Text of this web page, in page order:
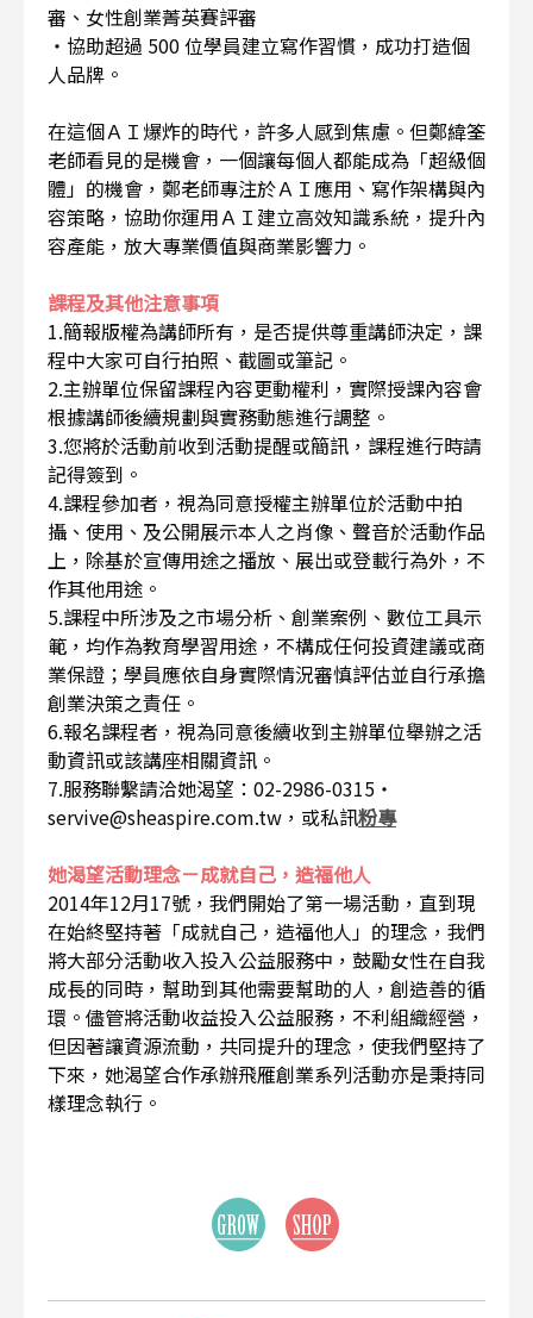
審、女性創業菁英賽評審
・協助超過 500 位學員建立寫作習慣，成功打造個
人品牌。
在這個ＡＩ爆炸的時代，許多人感到焦慮。但鄭緯筌
老師看見的是機會，一個讓每個人都能成為「超級個
體」的機會，鄭老師專注於ＡＩ應用、寫作架構與內
容策略，協助你運用ＡＩ建立高效知識系統，提升內
容產能，放大專業價值與商業影響力。
課程及其他注意事項
1.簡報版權為講師所有，是否提供尊重講師決定，課
程中大家可自行拍照、截圖或筆記。
2.主辦單位保留課程內容更動權利，實際授課內容會
根據講師後續規劃與實務動態進行調整。
3.您將於活動前收到活動提醒或簡訊，課程進行時請
記得簽到。
4.課程參加者，視為同意授權主辦單位於活動中拍
攝、使用、及公開展示本人之肖像、聲音於活動作品
上，除基於宣傳用途之播放、展出或登載行為外，不
作其他用途。
5.課程中所涉及之市場分析、創業案例、數位工具示
範，均作為教育學習用途，不構成任何投資建議或商
業保證；學員應依自身實際情況審慎評估並自行承擔
創業決策之責任。
6.報名課程者，視為同意後續收到主辦單位舉辦之活
動資訊或該講座相關資訊。
7.服務聯繫請洽她渴望：02-2986-0315・
servive@sheaspire.com.tw，或私訊粉專
她渴望活動理念－成就自己，造福他人
2014年12月17號，我們開始了第一場活動，直到現
在始終堅持著「成就自己，造福他人」的理念，我們
將大部分活動收入投入公益服務中，鼓勵女性在自我
成長的同時，幫助到其他需要幫助的人，創造善的循
環。儘管將活動收益投入公益服務，不利組織經營，
但因著讓資源流動，共同提升的理念，使我們堅持了
下來，她渴望合作承辦飛雁創業系列活動亦是秉持同
樣理念執行。